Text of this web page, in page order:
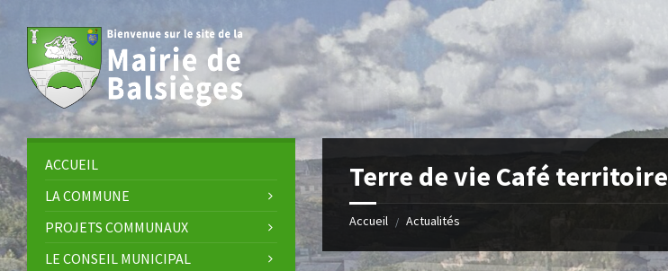
content
footer
Terre de vie Café territoire
Accueil / Actualités
ACCUEIL
LA COMMUNE
PROJETS COMMUNAUX
LE CONSEIL MUNICIPAL